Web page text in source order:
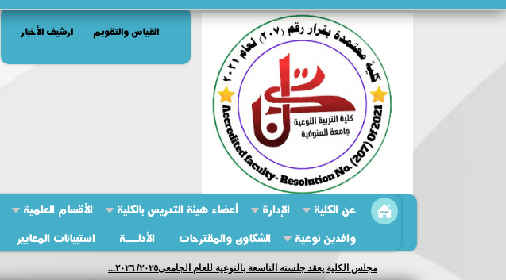
القياس والتقويم ارشيف الأخبار
عن الكلية الإدارة أعضاء هيئة التدريس بالكلية الأقسام العلمية
وافدين نوعية
الشكاوى والمقترحات الأدلــــة استبيانات المعايير
مجلس الكلية يعقد جلسته التاسعة بالنوعية للعام الجامعى٢٠٢٥/ ٢٠٢٦...